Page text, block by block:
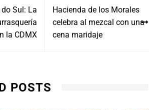
Sul: La
la CDMX
Hacienda de los Morales
celebra al mezcal con una
cena maridaje
POSTS